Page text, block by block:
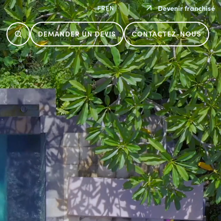
FREN Devenir franchisé
TRAITEMENT D'EAU
Chimie
Electrolyseurs au sel
Régulateurs pH
Les accessoires traitement d'eau
Voir Tout
NOTRE RÉSEAU NOS VALEURS
DEMANDER UN DEVIS CONTACTEZ-NOUS